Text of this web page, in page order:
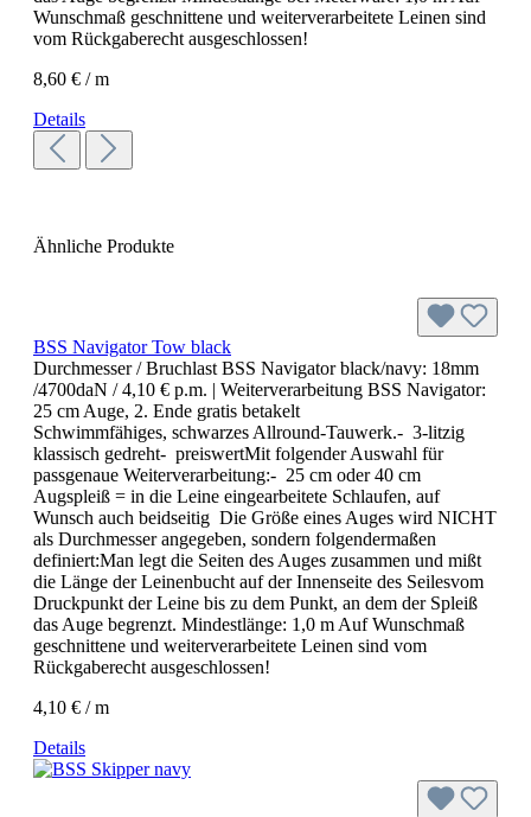
Wunschmaß geschnittene und weiterverarbeitete Leinen sind
vom Rückgaberecht ausgeschlossen!
8,60 € / m
Details
Ähnliche Produkte
BSS Navigator Tow black
Durchmesser / Bruchlast BSS Navigator black/navy: 18mm
/4700daN / 4,10 € p.m. | Weiterverarbeitung BSS Navigator:
25 cm Auge, 2. Ende gratis betakelt
Schwimmfähiges, schwarzes Allround-Tauwerk.- 3-litzig
klassisch gedreht- preiswertMit folgender Auswahl für
passgenaue Weiterverarbeitung:- 25 cm oder 40 cm
Augspleiß = in die Leine eingearbeitete Schlaufen, auf
Wunsch auch beidseitig Die Größe eines Auges wird NICHT
als Durchmesser angegeben, sondern folgendermaßen
definiert:Man legt die Seiten des Auges zusammen und mißt
die Länge der Leinenbucht auf der Innenseite des Seilesvom
Druckpunkt der Leine bis zu dem Punkt, an dem der Spleiß
das Auge begrenzt. Mindestlänge: 1,0 m Auf Wunschmaß
geschnittene und weiterverarbeitete Leinen sind vom
Rückgaberecht ausgeschlossen!
4,10 € / m
Details